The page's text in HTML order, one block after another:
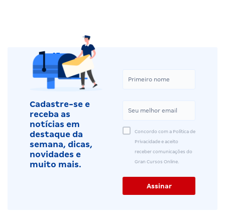
Cadastre-se e
receba as
notícias em
destaque da
semana, dicas,
novidades e
muito mais.
Concordo com a Política de
Privacidade e aceito
receber comunicações do
Gran Cursos Online.